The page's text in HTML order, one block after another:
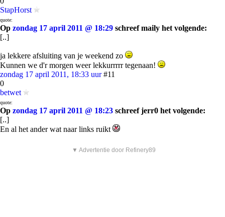
StapHorst
quote:
Op zondag 17 april 2011 @ 18:29 schreef maily het volgende:
[..]
ja lekkere afsluiting van je weekend zo
Kunnen we d'r morgen weer lekkurrrrr tegenaan!
zondag 17 april 2011, 18:33 uur #11
0
betwet
quote:
Op zondag 17 april 2011 @ 18:23 schreef jerr0 het volgende:
[..]
En al het ander wat naar links ruikt
▼ Advertentie door Refinery89